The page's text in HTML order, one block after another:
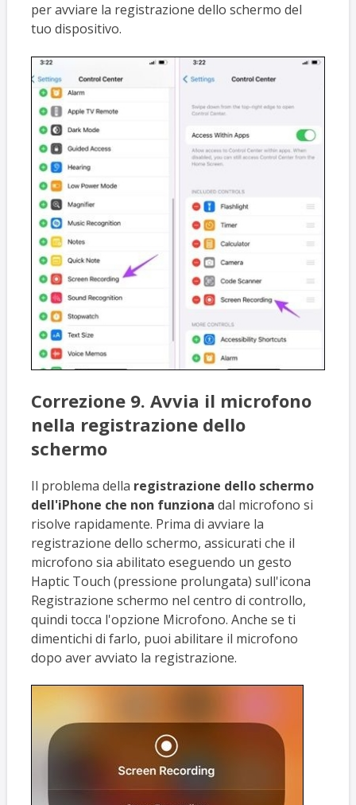
per avviare la registrazione dello schermo del
tuo dispositivo.
Correzione 9. Avvia il microfono
nella registrazione dello
schermo
Il problema della registrazione dello schermo
dell'iPhone che non funziona dal microfono si
risolve rapidamente. Prima di avviare la
registrazione dello schermo, assicurati che il
microfono sia abilitato eseguendo un gesto
Haptic Touch (pressione prolungata) sull'icona
Registrazione schermo nel centro di controllo,
quindi tocca l'opzione Microfono. Anche se ti
dimentichi di farlo, puoi abilitare il microfono
dopo aver avviato la registrazione.